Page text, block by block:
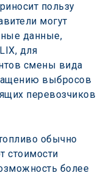
пользу
могут
данные,
для
смены вида
выбросов
перевозчиков
обычно
стоимости
более